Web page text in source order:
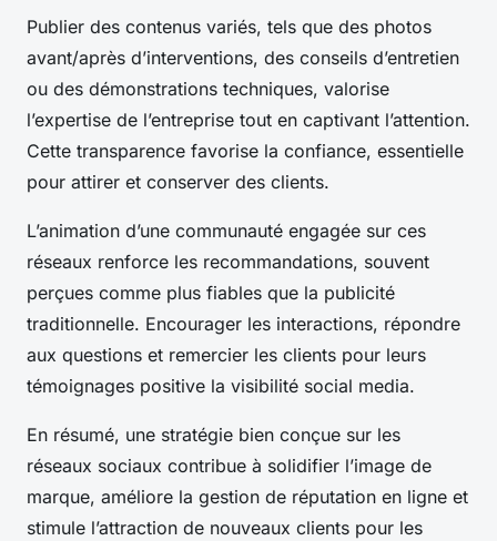
Publier des contenus variés, tels que des photos
avant/après d’interventions, des conseils d’entretien
ou des démonstrations techniques, valorise
l’expertise de l’entreprise tout en captivant l’attention.
Cette transparence favorise la confiance, essentielle
pour attirer et conserver des clients.
L’animation d’une communauté engagée sur ces
réseaux renforce les recommandations, souvent
perçues comme plus fiables que la publicité
traditionnelle. Encourager les interactions, répondre
aux questions et remercier les clients pour leurs
témoignages positive la visibilité social media.
En résumé, une stratégie bien conçue sur les
réseaux sociaux contribue à solidifier l’image de
marque, améliore la gestion de réputation en ligne et
stimule l’attraction de nouveaux clients pour les